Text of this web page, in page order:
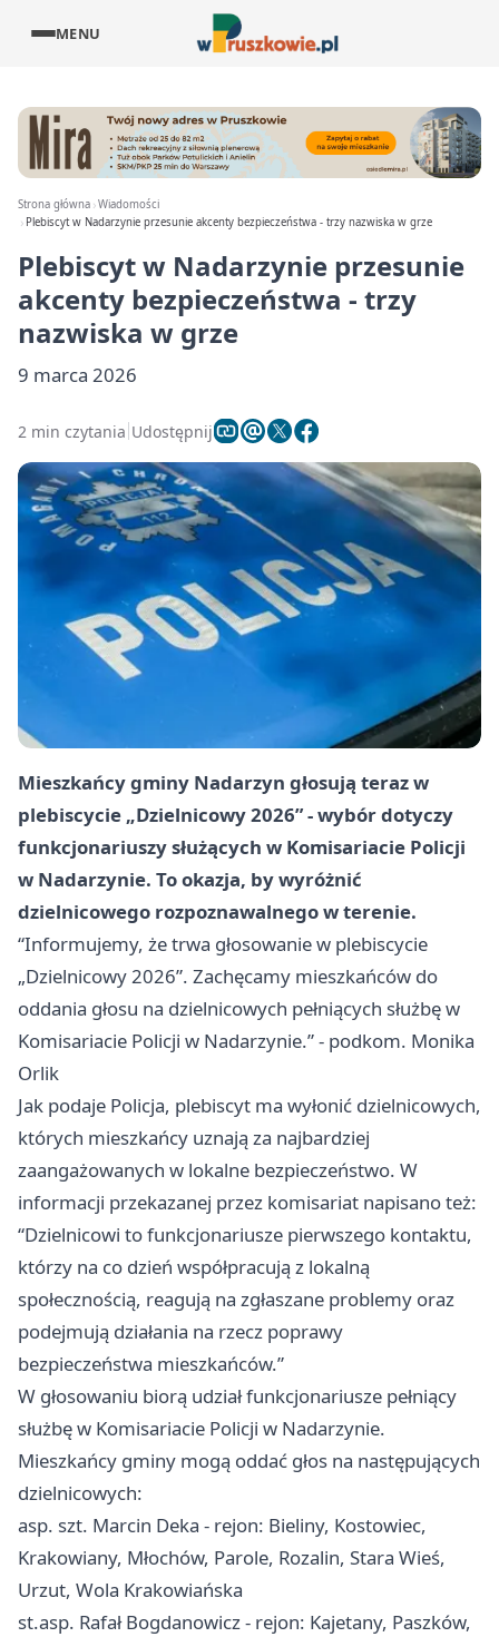
MENU
Strona główna Wiadomości
Plebiscyt w Nadarzynie przesunie akcenty bezpieczeństwa - trzy nazwiska w grze
Plebiscyt w Nadarzynie przesunie
akcenty bezpieczeństwa - trzy
nazwiska w grze
9 marca 2026
2 min czytania Udostępnij
Mieszkańcy gminy Nadarzyn głosują teraz w
plebiscycie „Dzielnicowy 2026” - wybór dotyczy
funkcjonariuszy służących w Komisariacie Policji
w Nadarzynie. To okazja, by wyróżnić
dzielnicowego rozpoznawalnego w terenie.
“Informujemy, że trwa głosowanie w plebiscycie
„Dzielnicowy 2026”. Zachęcamy mieszkańców do
oddania głosu na dzielnicowych pełniących służbę w
Komisariacie Policji w Nadarzynie.” - podkom. Monika
Orlik
Jak podaje Policja, plebiscyt ma wyłonić dzielnicowych,
których mieszkańcy uznają za najbardziej
zaangażowanych w lokalne bezpieczeństwo. W
informacji przekazanej przez komisariat napisano też:
“Dzielnicowi to funkcjonariusze pierwszego kontaktu,
którzy na co dzień współpracują z lokalną
społecznością, reagują na zgłaszane problemy oraz
podejmują działania na rzecz poprawy
bezpieczeństwa mieszkańców.”
W głosowaniu biorą udział funkcjonariusze pełniący
służbę w Komisariacie Policji w Nadarzynie.
Mieszkańcy gminy mogą oddać głos na następujących
dzielnicowych:
asp. szt. Marcin Deka - rejon: Bieliny, Kostowiec,
Krakowiany, Młochów, Parole, Rozalin, Stara Wieś,
Urzut, Wola Krakowiańska
st.asp. Rafał Bogdanowicz - rejon: Kajetany, Paszków,